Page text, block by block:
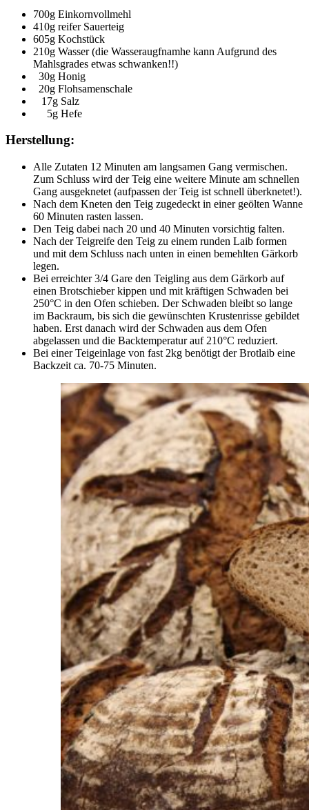
700g Einkornvollmehl
410g reifer Sauerteig
605g Kochstück
210g Wasser (die Wasseraugfnamhe kann Aufgrund des
Mahlsgrades etwas schwanken!!)
30g Honig
20g Flohsamenschale
17g Salz
5g Hefe
Herstellung:
Alle Zutaten 12 Minuten am langsamen Gang vermischen.
Zum Schluss wird der Teig eine weitere Minute am schnellen
Gang ausgeknetet (aufpassen der Teig ist schnell überknetet!).
Nach dem Kneten den Teig zugedeckt in einer geölten Wanne
60 Minuten rasten lassen.
Den Teig dabei nach 20 und 40 Minuten vorsichtig falten.
Nach der Teigreife den Teig zu einem runden Laib formen
und mit dem Schluss nach unten in einen bemehlten Gärkorb
legen.
Bei erreichter 3/4 Gare den Teigling aus dem Gärkorb auf
einen Brotschieber kippen und mit kräftigen Schwaden bei
250°C in den Ofen schieben. Der Schwaden bleibt so lange
im Backraum, bis sich die gewünschten Krustenrisse gebildet
haben. Erst danach wird der Schwaden aus dem Ofen
abgelassen und die Backtemperatur auf 210°C reduziert.
Bei einer Teigeinlage von fast 2kg benötigt der Brotlaib eine
Backzeit ca. 70-75 Minuten.